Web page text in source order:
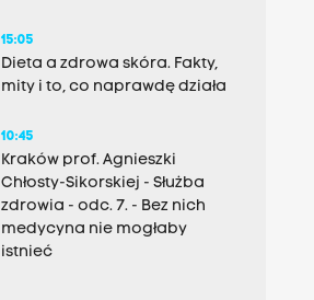
15:05
Dieta a zdrowa skóra. Fakty,
mity i to, co naprawdę działa
10:45
Kraków prof. Agnieszki
Chłosty-Sikorskiej - Służba
zdrowia - odc. 7. - Bez nich
medycyna nie mogłaby
istnieć